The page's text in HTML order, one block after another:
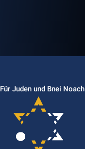
Für Juden und Bnei Noach